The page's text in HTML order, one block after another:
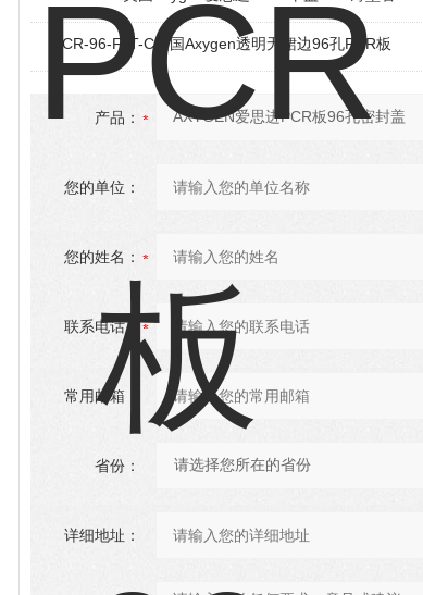
PCR-96-FLT-C美国Axygen透明无裙边96孔PCR板
产品：
您的单位：
您的姓名：
联系电话：
常用邮箱：
省份：
详细地址：